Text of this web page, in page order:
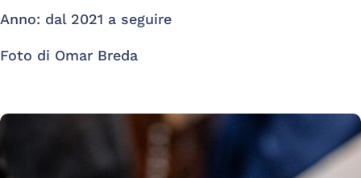
Anno: dal 2021 a seguire
Foto di Omar Breda